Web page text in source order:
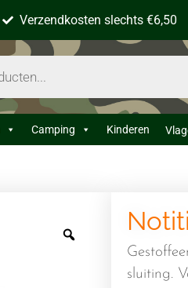
Verzendkosten slechts €6,50
Camping Kinderen
sluiting.